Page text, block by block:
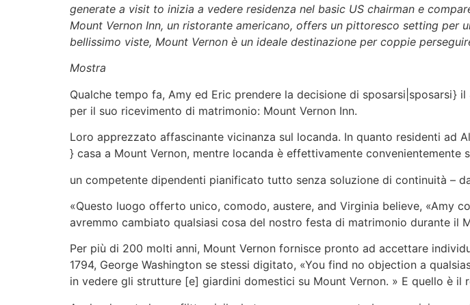
generate a visit to inizia a vedere residenza nel basic US chairman e
Mount Vernon Inn, un ristorante americano, offers un pittoresco setting
bellissimo viste, Mount Vernon è un ideale destinazione per coppie
Mostra
Qualche tempo fa, Amy ed Eric prendere la decisione di
per il suo ricevimento di matrimonio: Mount Vernon Inn.
Loro apprezzato affascinante vicinanza sul locanda. In quanto residenti
} casa a Mount Vernon, mentre locanda è effettivamente convenientemente
un competente dipendenti pianificato tutto senza soluzione di continuità –
«Questo luogo offerto unico, comodo, austere, and Virginia believe, «Amy
avremmo cambiato qualsiasi cosa del nostro festa di matrimonio durante il
Per più di 200 molti anni, Mount Vernon fornisce pronto ad accettare
1794, George Washington se stessi digitato, «You find no objection a
in vedere gli strutture [e] giardini domestici su Mount Vernon. » E quello è il